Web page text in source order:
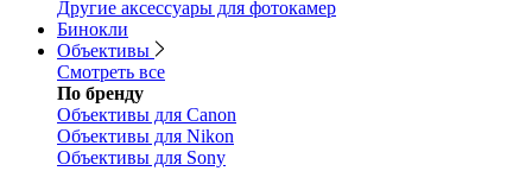
Другие аксессуары для фотокамер
Бинокли
Объективы
Смотреть все
По бренду
Объективы для Canon
Объективы для Nikon
Объективы для Sony